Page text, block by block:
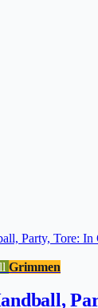
Grimmen